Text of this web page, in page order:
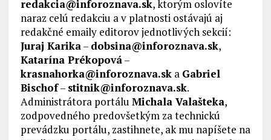
redakcia@inforoznava.sk, ktorým oslovíte
naraz celú redakciu a v platnosti ostávajú aj
redakčné emaily editorov jednotlivých sekcií:
Juraj Karika– dobsina@inforoznava.sk,
Katarína Prékopová–
krasnahorka@inforoznava.ska Gabriel
Bischof– stitnik@inforoznava.sk.
Administrátora portálu Michala Valašteka,
zodpovedného predovšetkým za technickú
prevádzku portálu, zastihnete, ak mu napíšete na